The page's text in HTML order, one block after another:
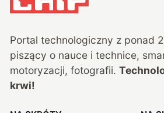
Portal technologiczny z ponad
piszący o nauce i technice,
motoryzacji, fotografii.
krwi!